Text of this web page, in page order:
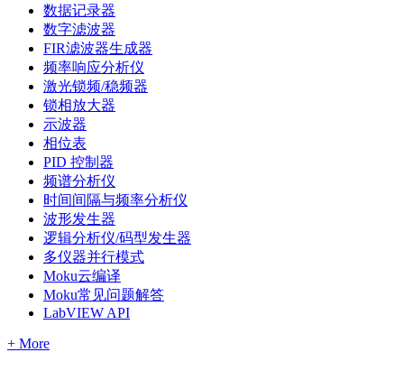
数据记录器
数字滤波器
FIR滤波器生成器
频率响应分析仪
激光锁频/稳频器
锁相放大器
示波器
相位表
PID 控制器
频谱分析仪
时间间隔与频率分析仪
波形发生器
逻辑分析仪/码型发生器
多仪器并行模式
Moku云编译
Moku常见问题解答
LabVIEW API
+ More